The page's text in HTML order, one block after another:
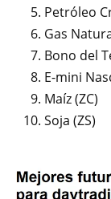
Petróleo
Gas
Bono del
E-mini
Maíz (ZC)
Soja (ZS)